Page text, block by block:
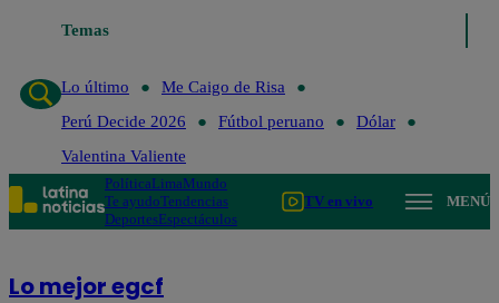
Temas
Lo último
Me Caigo de Risa
Perú Decide 2026
Fútbol peruano
Dólar
Valentina Valiente
PolíticaLimaMundo
Te ayudoTendencias
DeportesEspectáculos
TV en vivo MENÚ
Lo mejor egcf